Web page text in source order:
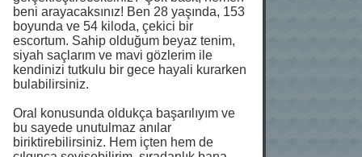
beni arayacaksınız! Ben 28 yaşında, 153
boyunda ve 54 kiloda, çekici bir
escortum. Sahip olduğum beyaz tenim,
siyah saçlarım ve mavi gözlerim ile
kendinizi tutkulu bir gece hayali kurarken
bulabilirsiniz.
Oral konusunda oldukça başarılıyım ve
bu sayede unutulmaz anılar
biriktirebilirsiniz. Hem içten hem de